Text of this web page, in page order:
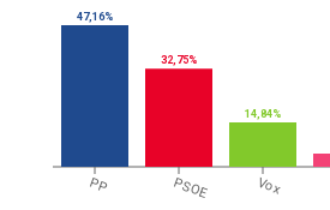
PP PSOE Vox
47,16%
32,75%
14,84%